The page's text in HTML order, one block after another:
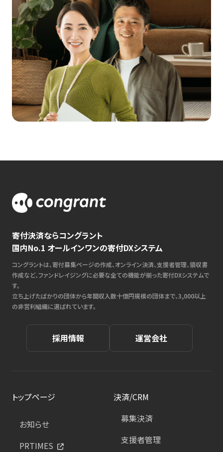
寄付決済ならコングラント
国内No.1 オールインワンの寄付DXシステム
コングラントは、寄付募集ページの作成、オンライン決済、支援者管理、領収書
作成など、ファンドレイジングに必要な全ての機能が揃った寄付DXシステムで
す。
立ち上げたばかりの団体から年間収入数十億円規模の団体まで、3,000以上
の非営利組織に選ばれています。
採用情報 運営会社
トップページ
お知らせ
PRTIMES
決済/CRM
募集決済
支援者管理